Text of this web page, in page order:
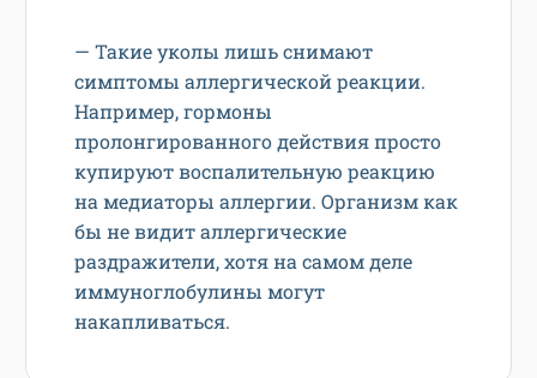
— Такие уколы лишь снимают
симптомы аллергической реакции.
Например, гормоны
пролонгированного действия просто
купируют воспалительную реакцию
на медиаторы аллергии. Организм как
бы не видит аллергические
раздражители, хотя на самом деле
иммуноглобулины могут
накапливаться.